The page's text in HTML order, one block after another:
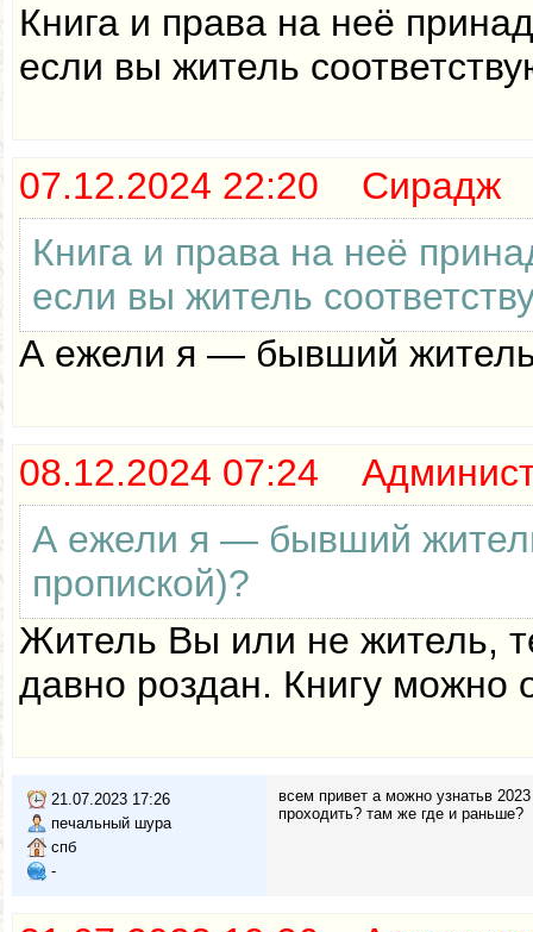
Книга и права на неё
если вы житель
07.12.2024 22:20 Сирадж
Книга и права на неё
если вы житель
А ежели я — бывший житель
08.12.2024 07:24
А ежели я — бывший
пропиской)?
Житель Вы или не житель,
давно роздан. Книгу можно
21.07.2023 17:26
печальный шура
спб
-
всем привет а можно узнатьв
проходить? там же где и раньше?